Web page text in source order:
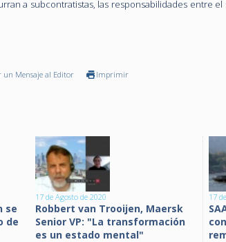
a subcontratistas, las responsabilidades entre
un Mensaje al Editor Imprimir
se
de
17 de Agosto de 2020
Robbert van Trooijen, Maersk
Senior VP: "La transformación
es un estado mental"
17